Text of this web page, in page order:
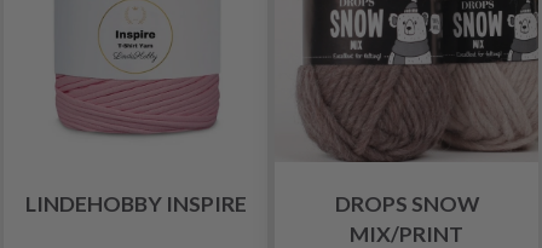
LINDEHOBBY INSPIRE
DROPS SNOW
MIX/PRINT